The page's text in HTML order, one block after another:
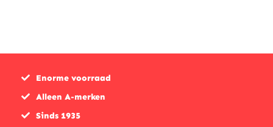
Enorme voorraad
Alleen A-merken
Sinds 1935